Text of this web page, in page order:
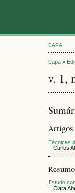
CAPA
Capa >
v. 1,
Artigos
Técnicas
Carlos
Estudo
Clara